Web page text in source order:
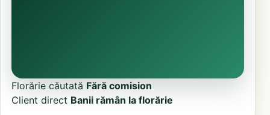
Florărie căutată Fără comision
Client direct Banii rămân la florărie